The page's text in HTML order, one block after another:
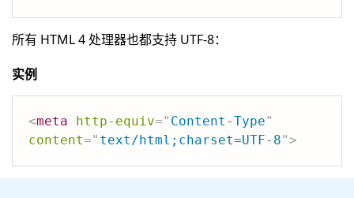
所有 HTML 4 处理器也都支持 UTF-8：
实例
<meta http-equiv=" Content-Type"
content=" text/html;charset=UTF-8">